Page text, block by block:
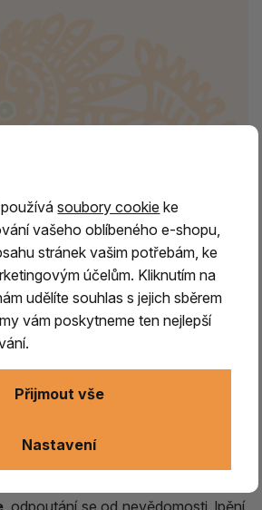
- BUDDHOVO
směsí, jež jsou označovány
skrývají různé variace
používásoubory cookie ke
vašeho oblíbeného e-shopu,
stránek vašim potřebám, ke
účelům. Kliknutím na
udělíte souhlas s jejich sběrem
vám poskytneme ten nejlepší
Nastavení
Přijmout vše